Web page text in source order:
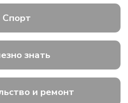
Спорт
знать
и ремонт